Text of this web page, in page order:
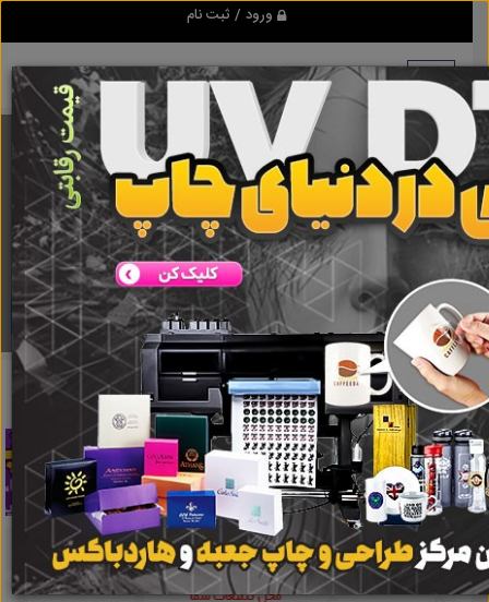
ورود / ثبت نام
برنامه اندروید ابزاریراق
مرجع نیازمندیهای ابزار و یراق آلات عمومی و صنعتی
دانلود
ابزاریراق تراک میکسر نتایج جستجو برای برچسبتراک میکسر